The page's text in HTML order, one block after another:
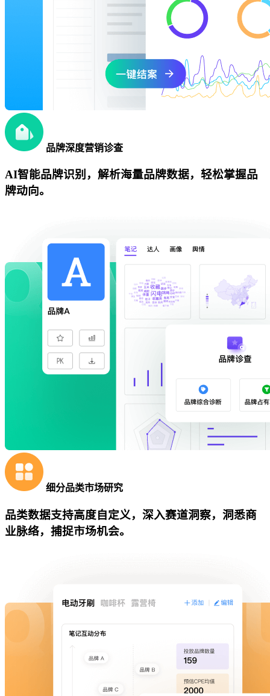
品牌深度营销诊查
AI智能品牌识别，解析海量品牌数据，轻松掌握品
牌动向。
细分品类市场研究
品类数据支持高度自定义，深入赛道洞察，洞悉商
业脉络，捕捉市场机会。